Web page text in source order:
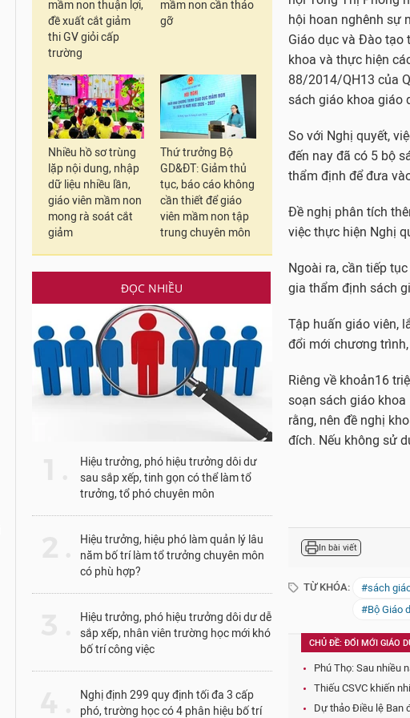
mầm non thuận lợi,
đề xuất cắt giảm
thi GV giỏi cấp
trường
mầm non cần tháo
gỡ
Nhiều hồ sơ trùng
lặp nội dung, nhập
dữ liệu nhiều lần,
giáo viên mầm non
mong rà soát cắt
giảm
Thứ trưởng Bộ
GD&ĐT: Giảm thủ
tục, báo cáo không
cần thiết để giáo
viên mầm non tập
trung chuyên môn
ĐỌC NHIỀU
Hiệu trưởng, phó hiệu trưởng dôi dư
sau sắp xếp, tinh gọn có thể làm tổ
trưởng, tổ phó chuyên môn
Hiệu trưởng, hiệu phó làm quản lý lâu
năm bố trí làm tổ trưởng chuyên môn
có phù hợp?
Hiệu trưởng, phó hiệu trưởng dôi dư dễ
sắp xếp, nhân viên trường học mới khó
bố trí công việc
Nghị định 299 quy định tối đa 3 cấp
phó, trường học có 4 phân hiệu bố trí
Tại phiên họp, Phó
dục và Đào tạo phải
nếu Bộ Giáo dục và
Như vậy cũng ảnh
nhiều bộ sách”,
Do đó, ông Đam
đồng của Quốc hội
khoa.
Kết luận một số nội
hội Tòng Thị Phóng
hội hoan nghênh sự